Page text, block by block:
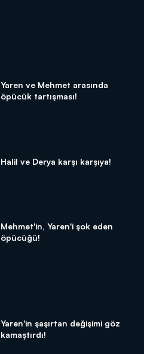
Yaren ve Mehmet arasında
öpücük tartışması!
Halil ve Derya karşı karşıya!
Mehmet'in, Yaren'i şok eden
öpücüğü!
Yaren'in şaşırtan değişimi göz
kamaştırdı!